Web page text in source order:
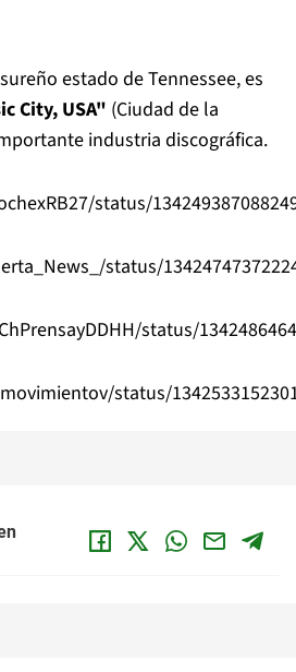
estado de Tennessee, es
City, USA" (Ciudad de la
industria discográfica.
status/
status/
status/
status/